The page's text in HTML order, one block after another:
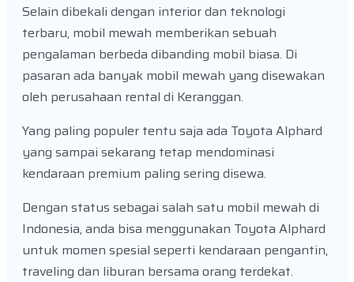
Selain dibekali dengan interior dan teknologi
terbaru, mobil mewah memberikan sebuah
pengalaman berbeda dibanding mobil biasa. Di
pasaran ada banyak mobil mewah yang disewakan
oleh perusahaan rental di Keranggan.
Yang paling populer tentu saja ada Toyota Alphard
yang sampai sekarang tetap mendominasi
kendaraan premium paling sering disewa.
Dengan status sebagai salah satu mobil mewah di
Indonesia, anda bisa menggunakan Toyota Alphard
untuk momen spesial seperti kendaraan pengantin,
traveling dan liburan bersama orang terdekat.